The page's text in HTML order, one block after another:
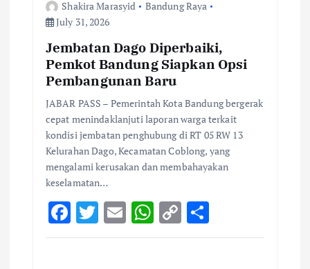
Shakira Marasyid
Bandung Raya
July 31, 2026
Jembatan Dago Diperbaiki,
Pemkot Bandung Siapkan Opsi
Pembangunan Baru
JABAR PASS – Pemerintah Kota Bandung bergerak
cepat menindaklanjuti laporan warga terkait
kondisi jembatan penghubung di RT 05 RW 13
Kelurahan Dago, Kecamatan Coblong, yang
mengalami kerusakan dan membahayakan
keselamatan…
F
ac
T
w
E
m
W
h
C
o
S
h